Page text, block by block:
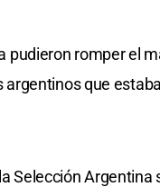
pudieron romper el
argentinos que
Selección Argentina